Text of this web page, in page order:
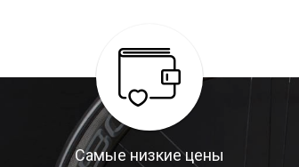
Самые низкие цены